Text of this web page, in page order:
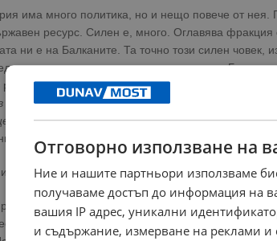
има много политика, но и нещо повече от
ресурс. Силен е, много. Оглавява фракция
ни е на Балканите. Та точно този силен човек,
етнос тук на исторически размирните
обществото следваше да е силно
пи кафе с мен, тичам да го поздравя", присмя се
прави президентска партия. С една дума -
счита, че този безспорно много силен човек
конкретно за политическите моменти в
на микрофона пред хората си, Бойко
Колкото и да се лъже в тоя преговорен
Отговорно използване на
Ние и нашите партньори използваме
получаваме достъп до информация на
вашия IP адрес, уникални
и съдържание, измерване на реклами